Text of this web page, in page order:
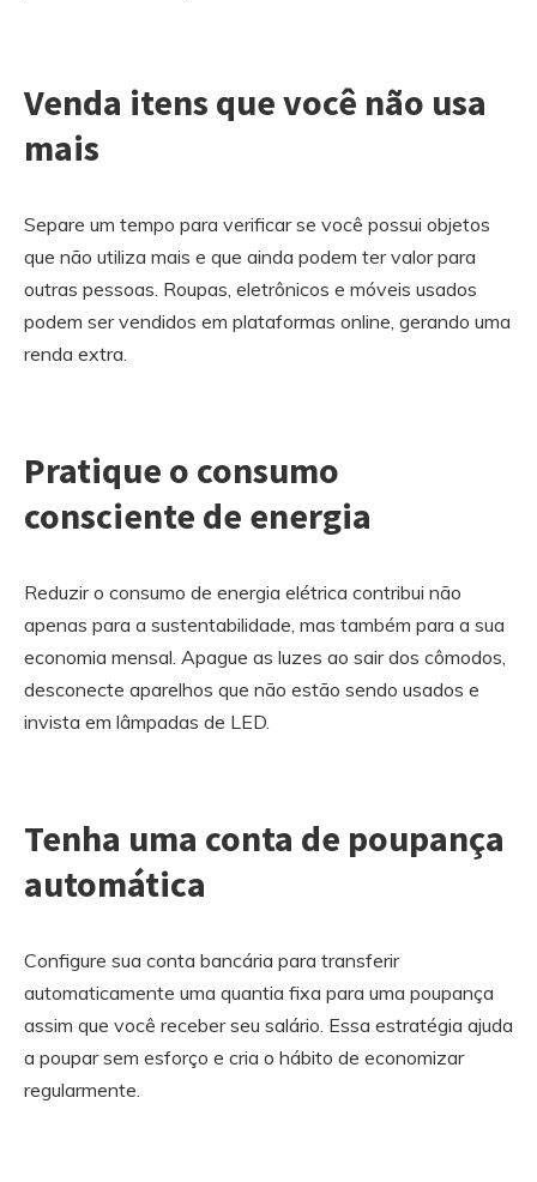
Venda itens que você não usa
mais
Separe um tempo para verificar se você possui objetos
que não utiliza mais e que ainda podem ter valor para
outras pessoas. Roupas, eletrônicos e móveis usados
podem ser vendidos em plataformas online, gerando uma
renda extra.
Pratique o consumo
consciente de energia
Reduzir o consumo de energia elétrica contribui não
apenas para a sustentabilidade, mas também para a sua
economia mensal. Apague as luzes ao sair dos cômodos,
desconecte aparelhos que não estão sendo usados e
invista em lâmpadas de LED.
Tenha uma conta de poupança
automática
Configure sua conta bancária para transferir
automaticamente uma quantia fixa para uma poupança
assim que você receber seu salário. Essa estratégia ajuda
a poupar sem esforço e cria o hábito de economizar
regularmente.